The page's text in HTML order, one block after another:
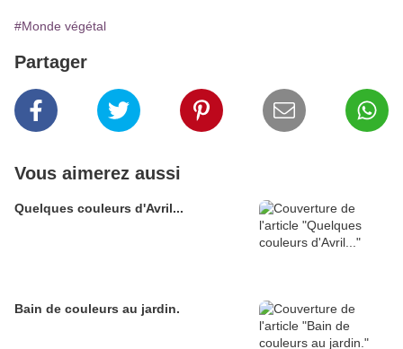
#Monde végétal
Partager
Vous aimerez aussi
Quelques couleurs d'Avril...
Bain de couleurs au jardin.